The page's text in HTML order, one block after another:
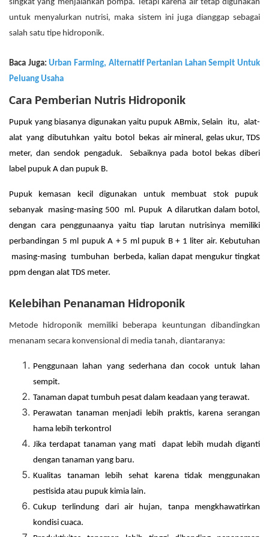
singkat yang menjalankan pompa. Tetapi karena air tetap digunakan
untuk menyalurkan nutrisi, maka sistem ini juga dianggap sebagai
salah satu tipe hidroponik.
Baca Juga:Urban Farming, Alternatif Pertanian Lahan Sempit Untuk
Peluang Usaha
Cara Pemberian Nutris Hidroponik
Pupuk yang biasanya digunakan yaitu pupuk ABmix, Selain itu, alat-
alat yang dibutuhkan yaitu botol bekas air mineral, gelas ukur, TDS
meter, dan sendok pengaduk. Sebaiknya pada botol bekas diberi
label pupuk A dan pupuk B.
Pupuk kemasan kecil digunakan untuk membuat stok pupuk
sebanyak masing-masing 500 ml. Pupuk A dilarutkan dalam botol,
dengan cara penggunaanya yaitu tiap larutan nutrisinya memiliki
perbandingan 5 ml pupuk A + 5 ml pupuk B + 1 liter air. Kebutuhan
masing-masing tumbuhan
berbeda, kalian dapat mengukur tingkat
ppm dengan alat TDS meter.
Kelebihan Penanaman Hidroponik
Metode hidroponik memiliki beberapa keuntungan dibandingkan
menanam secara konvensional di media tanah, diantaranya:
Penggunaan lahan yang sederhana dan cocok untuk lahan
sempit.
Tanaman dapat tumbuh pesat dalam keadaan yang terawat.
Perawatan tanaman menjadi lebih praktis, karena serangan
hama lebih terkontrol
Jika terdapat tanaman yang mati dapat lebih mudah diganti
dengan tanaman yang baru.
Kualitas tanaman lebih sehat karena tidak menggunakan
pestisida atau pupuk kimia lain.
Cukup terlindung dari air hujan, tanpa mengkhawatirkan
kondisi cuaca.